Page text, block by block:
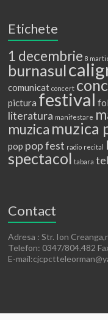
Etichete
1 decembrie 8
burnasul
comunicat concert
pictura festival
literatura manifestare
muzica muzica
pop pop fest radio recital
spectacol tabara
Contact
Adresa : Str. Ion
Telefon: 0347/804.482
E-